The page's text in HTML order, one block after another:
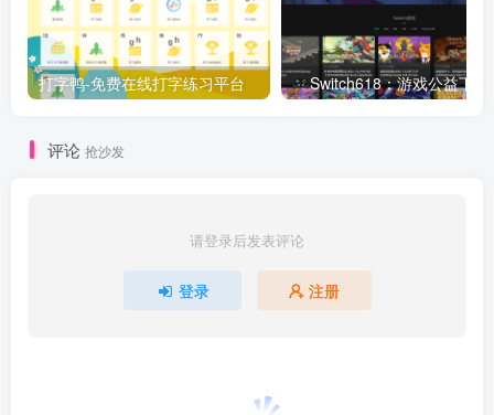
打字鸭-免费在线打字练习平台 Switch618：游戏公益下载
评论 抢沙发
请登录后发表评论
登录 注册